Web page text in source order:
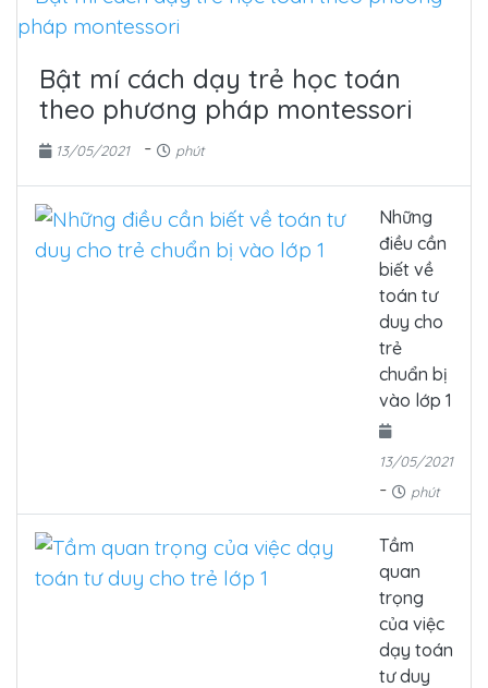
Bật mí cách dạy trẻ học toán
theo phương pháp montessori
13/05/2021 - phút
Những
điều cần
biết về
toán tư
duy cho
trẻ
chuẩn bị
vào lớp 1
13/05/2021
- phút
Tầm
quan
trọng
của việc
dạy toán
tư duy